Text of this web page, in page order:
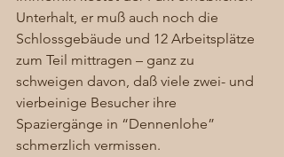
Unterhalt, er muß auch noch die
Schlossgebäude und 12 Arbeitsplätze
zum Teil mittragen – ganz zu
schweigen davon, daß viele zwei- und
vierbeinige Besucher ihre
Spaziergänge in “Dennenlohe”
schmerzlich vermissen.